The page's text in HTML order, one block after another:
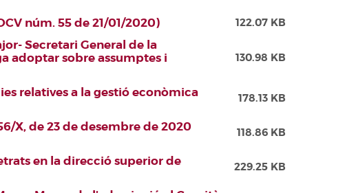
núm. 55 de 21/01/2020) 122.07 KB
Secretari General de la
adoptar sobre assumptes i
130.98 KB
relatives a la gestió econòmica
178.13 KB
X, de 23 de desembre de 2020
118.86 KB
en la direcció superior de
229.25 KB